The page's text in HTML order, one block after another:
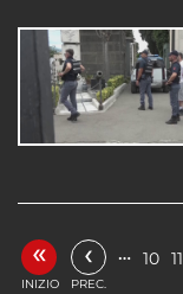
«
INIZIO
‹
PREC.
… 10 11